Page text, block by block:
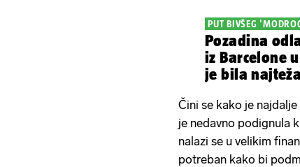
PUT BIVŠEG
Pozadina
iz Barcelone
je bila
Čini se kako je
je nedavno podignula
nalazi se u velikim
potreban kako bi